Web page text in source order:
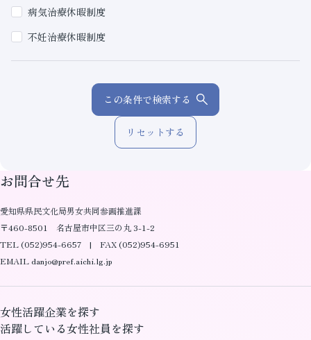
病気治療休暇制度
不妊治療休暇制度
この条件で検索する
リセットする
お問合せ先
愛知県県民文化局男女共同参画推進課
〒460-8501 名古屋市中区三の丸 3-1-2
TEL (052)954-6657 | FAX (052)954-6951
EMAIL danjo@pref.aichi.lg.jp
女性活躍企業を探す
活躍している女性社員を探す